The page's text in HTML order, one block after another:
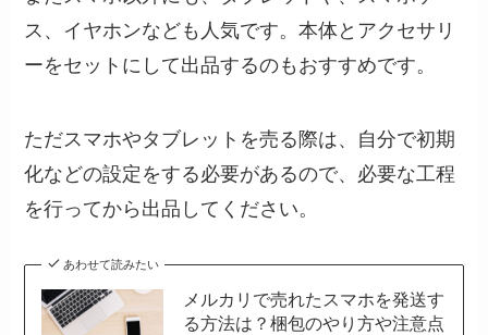
ス、イヤホンなども人気です。本体とアクセサリ
ーをセットにして出品するのもおすすめです。
ただスマホやタブレットを売る際は、自分で初期
化などの設定をする必要があるので、必要な工程
を行ってから出品してください。
あわせて読みたい
メルカリで売れたスマホを発送す
る方法は？梱包のやり方や注意点